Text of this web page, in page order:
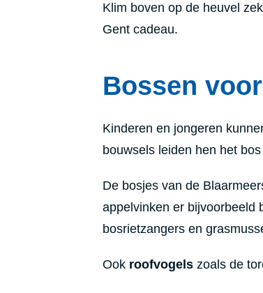
Klim boven op de heuvel
Gent cadeau.
Bossen
Kinderen en jongeren
bouwsels leiden hen het
De bosjes van de
appelvinken er bijvoorbeeld
bosrietzangers en
Ook roofvogels zoals de